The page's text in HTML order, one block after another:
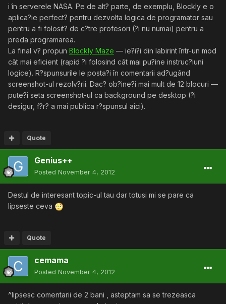
i în serverele NASA. Pe de alt? parte, de exemplu, Blockly e o
aplica?ie perfect? pentru dezvolta logica de programator sau
pentru a fi folosit? de c?tre profesori (?i nu numai) pentru a
preda programarea.
La final v? propun Blockly Maze — ie?i?i din labirint într-un mod
cât mai eficient (rapid ?i folosind cât mai pu?ine instruc?iuni
logice). R?spunsurile le posta?i în comentarii ad?ugând
screenshot-ul rezolv?rii. Dac? ob?ine?i mai mult de 12 blocuri —
pute?i seta screenshot-ul ca background pe desktop (?i
desigur, f?r? a mai publica r?spunsul aici).
Quote
Genius++
Posted November 4, 2012
Destul de interesant topic-ul tau dar totusi mi se pare ca
lipseste ceva
Quote
cemama
Posted November 4, 2012
^lipsesc comentarii de 2 bani , asteptam sa se trezeasca